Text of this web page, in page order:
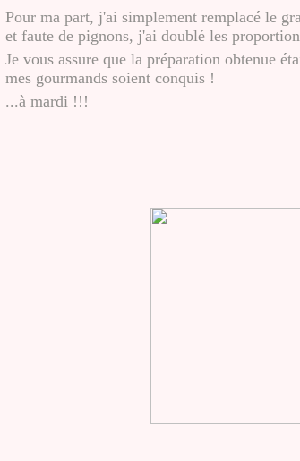
Pour ma part, j'ai simplement remplacé le
et faute de pignons, j'ai doublé les
Je vous assure que la préparation obtenue
mes gourmands soient conquis !
...à mardi !!!